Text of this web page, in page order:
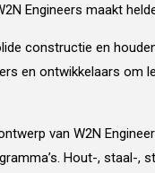
Engineers maakt
constructie en
en ontwikkelaars om
van W2N
Hout-, staal-